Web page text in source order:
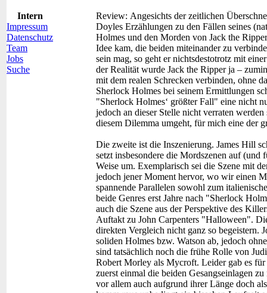
Intern
Impressum
Datenschutz
Team
Jobs
Suche
Review: Angesichts der zeitlichen
Doyles Erzählungen zu den Fällen seines
Holmes und den Morden von Jack the
Idee kam, die beiden miteinander zu
sein mag, so geht er nichtsdestotrotz mit
der Realität wurde Jack the Ripper ja –
mit dem realen Schrecken verbinden, ohne
Sherlock Holmes bei seinem Ermittlungen
"Sherlock Holmes‘ größter Fall" eine nicht
jedoch an dieser Stelle nicht verraten
diesem Dilemma umgeht, für mich eine der
Die zweite ist die Inszenierung. James Hill
setzt insbesondere die Mordszenen auf (und
Weise um. Exemplarisch sei die Szene mit
jedoch jener Moment hervor, wo wir einen
spannende Parallelen sowohl zum
beide Genres erst Jahre nach "Sherlock
auch die Szene aus der Perspektive des
Auftakt zu John Carpenters "Halloween".
direkten Vergleich nicht ganz so
soliden Holmes bzw. Watson ab, jedoch
sind tatsächlich noch die frühe Rolle von
Robert Morley als Mycroft. Leider gab es
zuerst einmal die beiden Gesangseinlagen
vor allem auch aufgrund ihrer Länge doch